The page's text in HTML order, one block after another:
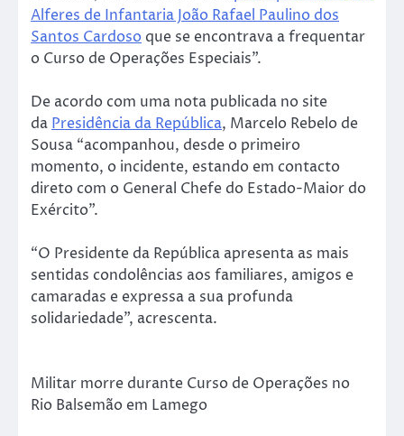
Alferes de Infantaria João Rafael Paulino dos
Santos Cardoso que se encontrava a frequentar
o Curso de Operações Especiais”.
De acordo com uma nota publicada no site
da Presidência da República, Marcelo Rebelo de
Sousa “acompanhou, desde o primeiro
momento, o incidente, estando em contacto
direto com o General Chefe do Estado-Maior do
Exército”.
“O Presidente da República apresenta as mais
sentidas condolências aos familiares, amigos e
camaradas e expressa a sua profunda
solidariedade”, acrescenta.
Militar morre durante Curso de Operações no
Rio Balsemão em Lamego